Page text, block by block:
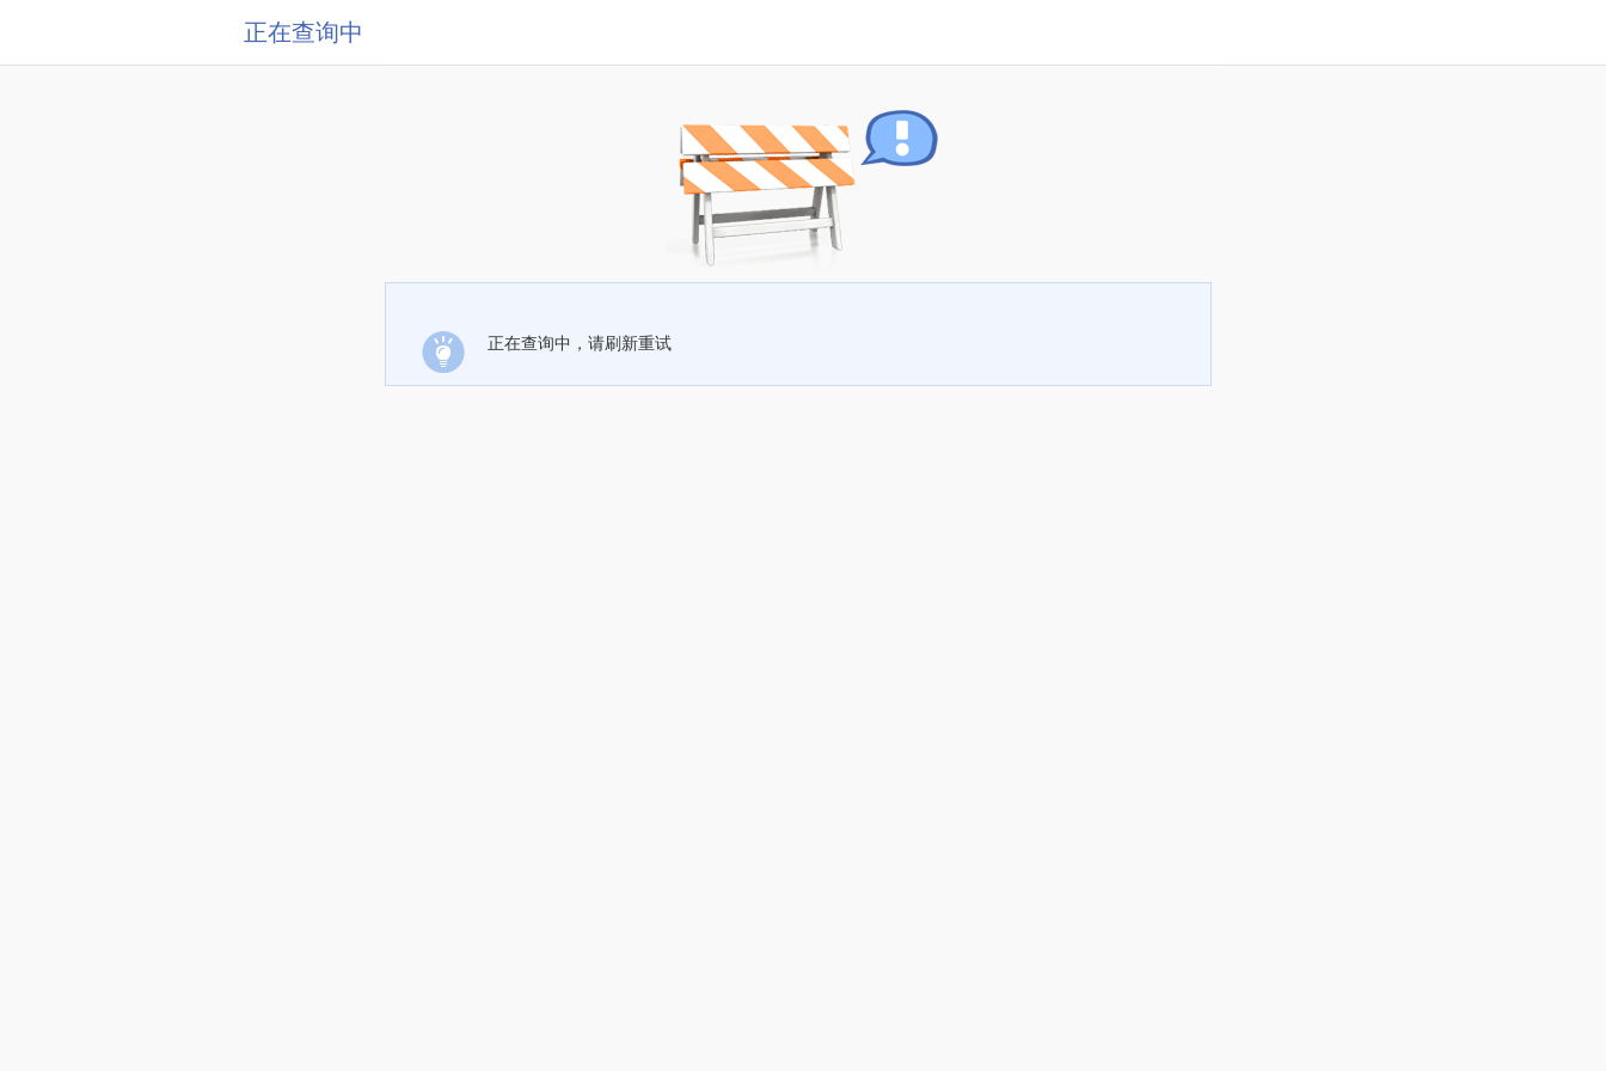
正在查询中
正在查询中，请刷新重试